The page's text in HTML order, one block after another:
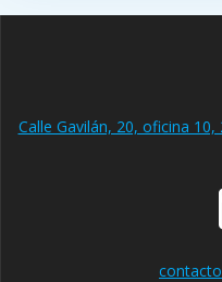
Calle Gavilán, 20, oficina